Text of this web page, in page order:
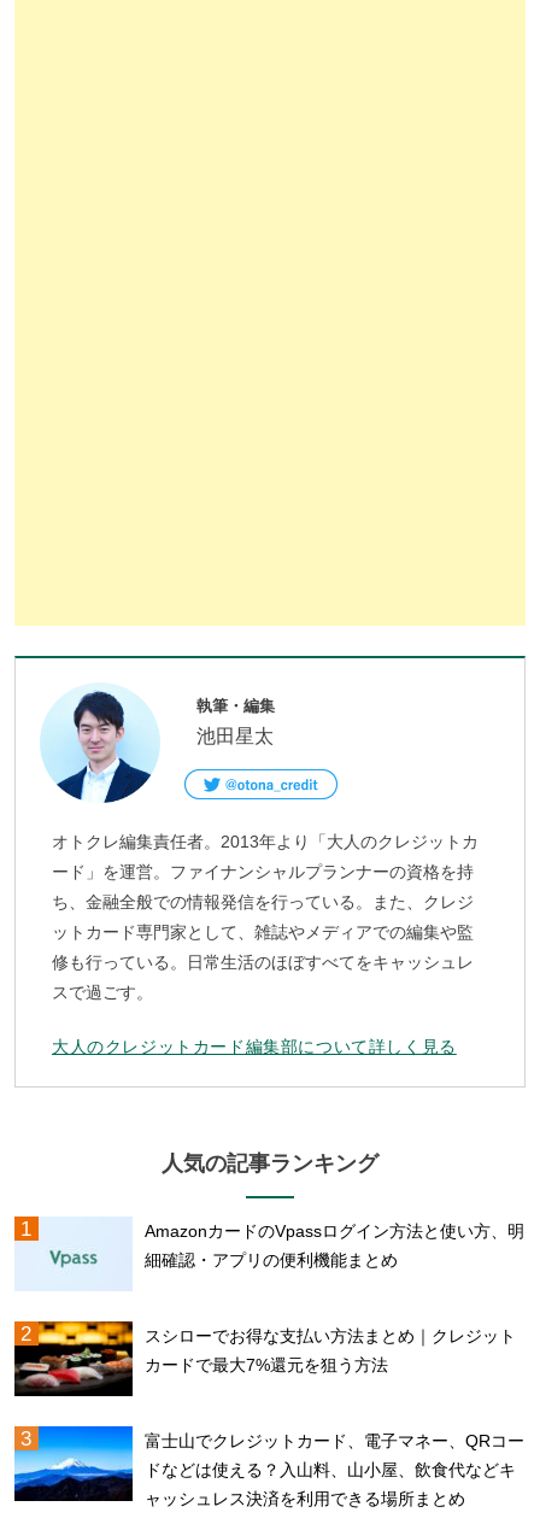
執筆・編集
池田星太
オトクレ編集責任者。2013年より「大人のクレジットカ
ード」を運営。ファイナンシャルプランナーの資格を持
ち、金融全般での情報発信を行っている。また、クレジ
ットカード専門家として、雑誌やメディアでの編集や監
修も行っている。日常生活のほぼすべてをキャッシュレ
スで過ごす。
大人のクレジットカード編集部について詳しく見る
人気の記事ランキング
AmazonカードのVpassログイン方法と使い方、明
細確認・アプリの便利機能まとめ
スシローでお得な支払い方法まとめ｜クレジット
カードで最大7%還元を狙う方法
富士山でクレジットカード、電子マネー、QRコー
ドなどは使える？入山料、山小屋、飲食代などキ
ャッシュレス決済を利用できる場所まとめ